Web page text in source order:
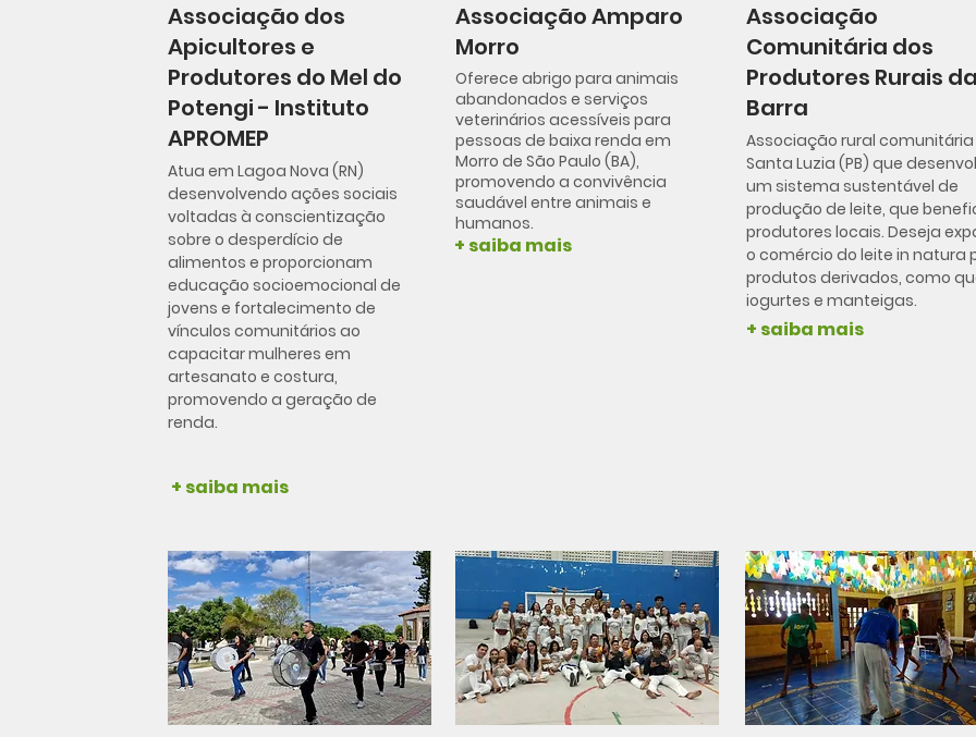
Associação dos
Apicultores e
Produtores do Mel do
Potengi - Instituto
APROMEP
Atua em Lagoa Nova (RN)
desenvolvendo ações sociais
voltadas à conscientização
sobre o desperdício de
alimentos e proporcionam
educação socioemocional de
jovens e fortalecimento de
vínculos comunitários ao
capacitar mulheres em
artesanato e costura,
promovendo a geração de
renda.
Associação Amparo
Morro
Oferece abrigo para animais
abandonados e serviços
veterinários acessíveis para
pessoas de baixa renda em
Morro de São Paulo (BA),
promovendo a convivência
saudável entre animais e
humanos.
+ saiba mais
Associação
Comunitária dos
Produtores Rurais
Barra
Associação rural
Santa Luzia (PB) que
um sistema sustentável de
produção de leite, que
produtores locais. Deseja
o comércio do leite in natura
produtos derivados, como
iogurtes e manteigas.
+ saiba mais
+ saiba mais